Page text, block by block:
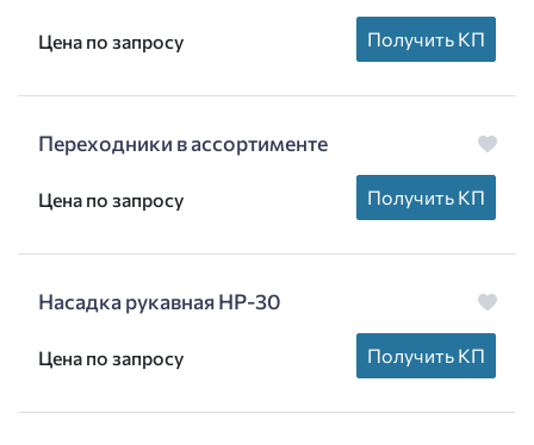
Цена по запросу Получить КП
Переходники в ассортименте
Цена по запросу Получить КП
Насадка рукавная НР-30
Цена по запросу Получить КП